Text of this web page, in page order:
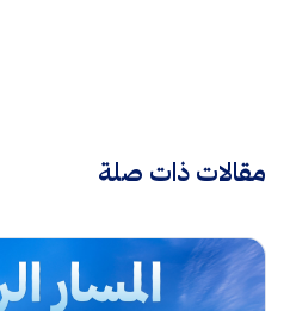
مقالات ذات صلة